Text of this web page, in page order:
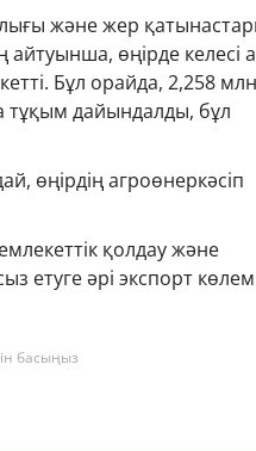
және жер
өңірде келесі
Бұл орайда, 2,258 млн
тұқым дайындалды, бұл
өңірдің агроөнеркәсіп
қолдау және
етуге әрі экспорт
басыңыз